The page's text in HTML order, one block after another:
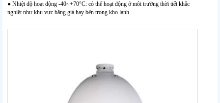
● Nhiệt độ hoạt động -40~+70°C: có thể hoạt động ở môi trường thời tiết khắc
nghiệt như khu vực băng giá hay bên trong kho lạnh